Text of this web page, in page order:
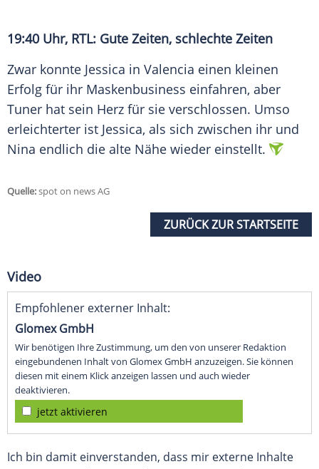
19:40 Uhr, RTL: Gute Zeiten, schlechte Zeiten
Zwar konnte Jessica in Valencia einen kleinen
Erfolg für ihr Maskenbusiness einfahren, aber
Tuner hat sein Herz für sie verschlossen. Umso
erleichterter ist Jessica, als sich zwischen ihr und
Nina endlich die alte Nähe wieder einstellt.
Quelle:spot on news AG
ZURÜCK ZUR STARTSEITE
Video
Empfohlener externer Inhalt:
Glomex GmbH
Wir benötigen Ihre Zustimmung, um den von unserer Redaktion
eingebundenen Inhalt von Glomex GmbH anzuzeigen. Sie können
diesen mit einem Klick anzeigen lassen und auch wieder
deaktivieren.
jetzt aktivieren
Ich bin damit einverstanden, dass mir externe Inhalte